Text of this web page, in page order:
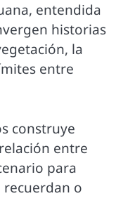
entendida
historias
la
entre
construye
entre
para
recuerdan o